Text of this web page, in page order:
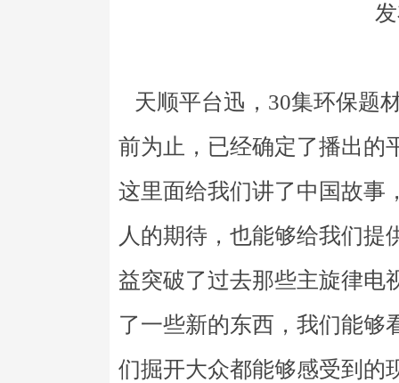
天顺平台迅，30集环保题
前为止，已经确定了播出的
这里面给我们讲了中国故事
人的期待，也能够给我们提
益突破了过去那些主旋律电
了一些新的东西，我们能够
们掘开大众都能够感受到的